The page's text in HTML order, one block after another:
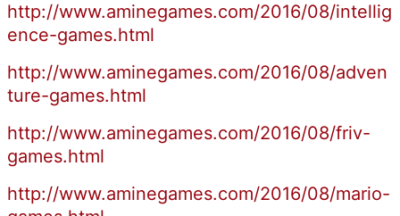
http://www.aminegames.com/2016/08/intellig
ence-games.html
http://www.aminegames.com/2016/08/adven
ture-games.html
http://www.aminegames.com/2016/08/friv-
games.html
http://www.aminegames.com/2016/08/mario-